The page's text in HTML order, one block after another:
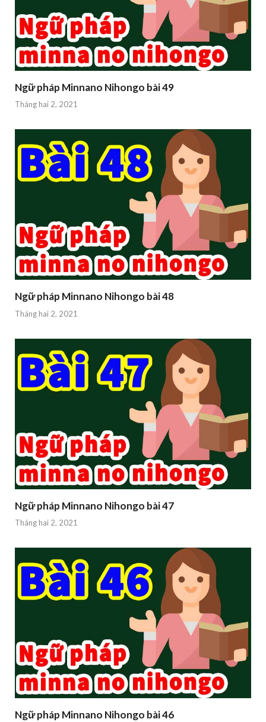
Ngữ pháp Minnano Nihongo bài 49
Tháng hai 2, 2021
Ngữ pháp Minnano Nihongo bài 48
Tháng hai 2, 2021
Ngữ pháp Minnano Nihongo bài 47
Tháng hai 2, 2021
Ngữ pháp Minnano Nihongo bài 46